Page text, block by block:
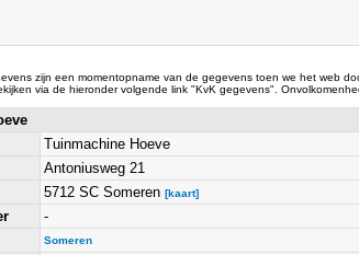
zijn een momentopname van de gegevens toen we het web
via de hieronder volgende link "KvK gegevens".
Tuinmachine Hoeve
Antoniusweg 21
5712 SC Someren [kaart]
-
Someren